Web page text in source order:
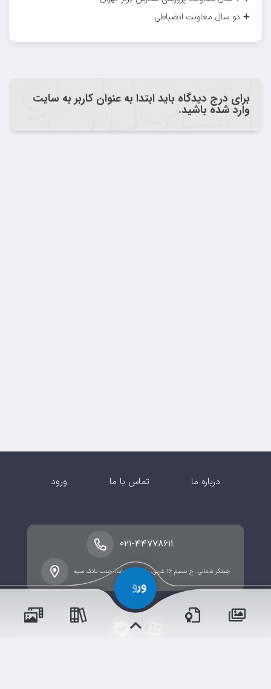
➕ دو سال معاونت انضباطی
برای درج دیدگاه باید ابتدا به عنوان کاربر به سایت
وارد شده باشید.
درباره ما تماس با ما ورود
چیتگر شمالی، خ نسیم ۱۶ غربی، بلوار امام رضا، جنب بانک سپه
۰۲۱-۴۴۷۷۸۶۱۱